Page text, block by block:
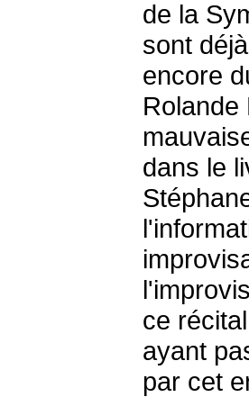
de la
sont
encore
Rolande
dans le
ce
ayant
par cet